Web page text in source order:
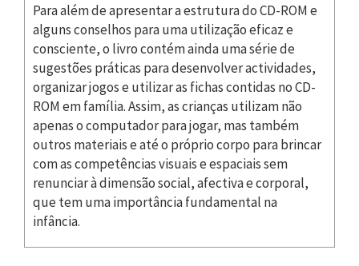
Para além de apresentar a estrutura do CD-ROM e
alguns conselhos para uma utilização eficaz e
consciente, o livro contém ainda uma série de
sugestões práticas para desenvolver actividades,
organizar jogos e utilizar as fichas contidas no CD-
ROM em família. Assim, as crianças utilizam não
apenas o computador para jogar, mas também
outros materiais e até o próprio corpo para brincar
com as competências visuais e espaciais sem
renunciar à dimensão social, afectiva e corporal,
que tem uma importância fundamental na
infância.